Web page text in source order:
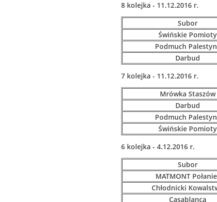
8 kolejka - 11.12.2016 r.
Subor
Świńskie Pomioty
Podmuch
Darbud
7 kolejka - 11.12.2016 r.
Mrówka Staszów
Darbud
Podmuch
Świńskie Pomioty
6 kolejka - 4.12.2016 r.
Subor
MATMONT
Chłodnicki
Casablanca